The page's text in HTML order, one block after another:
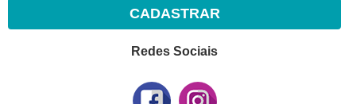
CADASTRAR
Redes Sociais